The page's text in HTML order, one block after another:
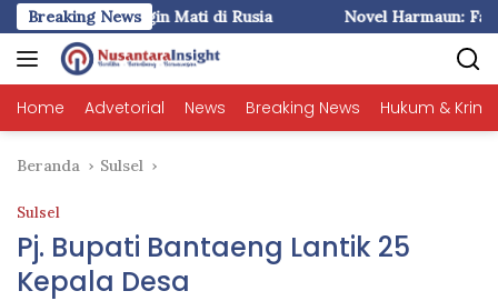
Langsung
ke
konten
Breaking News
(1) : Liem Ingin Mati di Rusia Novel Harmaun: Fakta
Home Advetorial News Breaking News Hukum &
Beranda Sulsel
Sulsel
Pj. Bupati Bantaeng Lantik 25
Kepala Desa